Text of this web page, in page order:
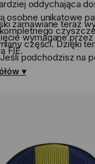
oddychająca
osobne unikatowe
części. Dzięki
podchodzisz na
dla Ciebie..
zamawiane teraz
wymagane
FIE.